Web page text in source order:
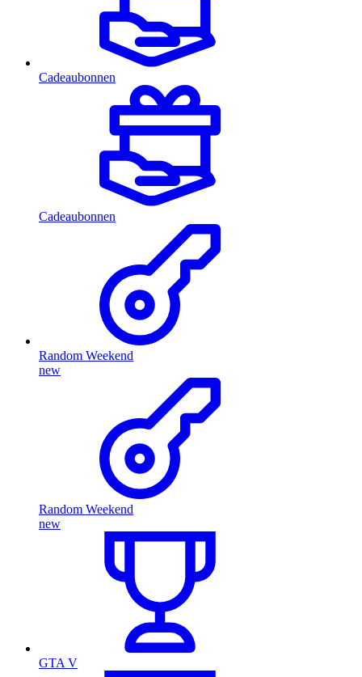
Cadeaubonnen
Cadeaubonnen
Random Weekend
new
Random Weekend
new
GTA V